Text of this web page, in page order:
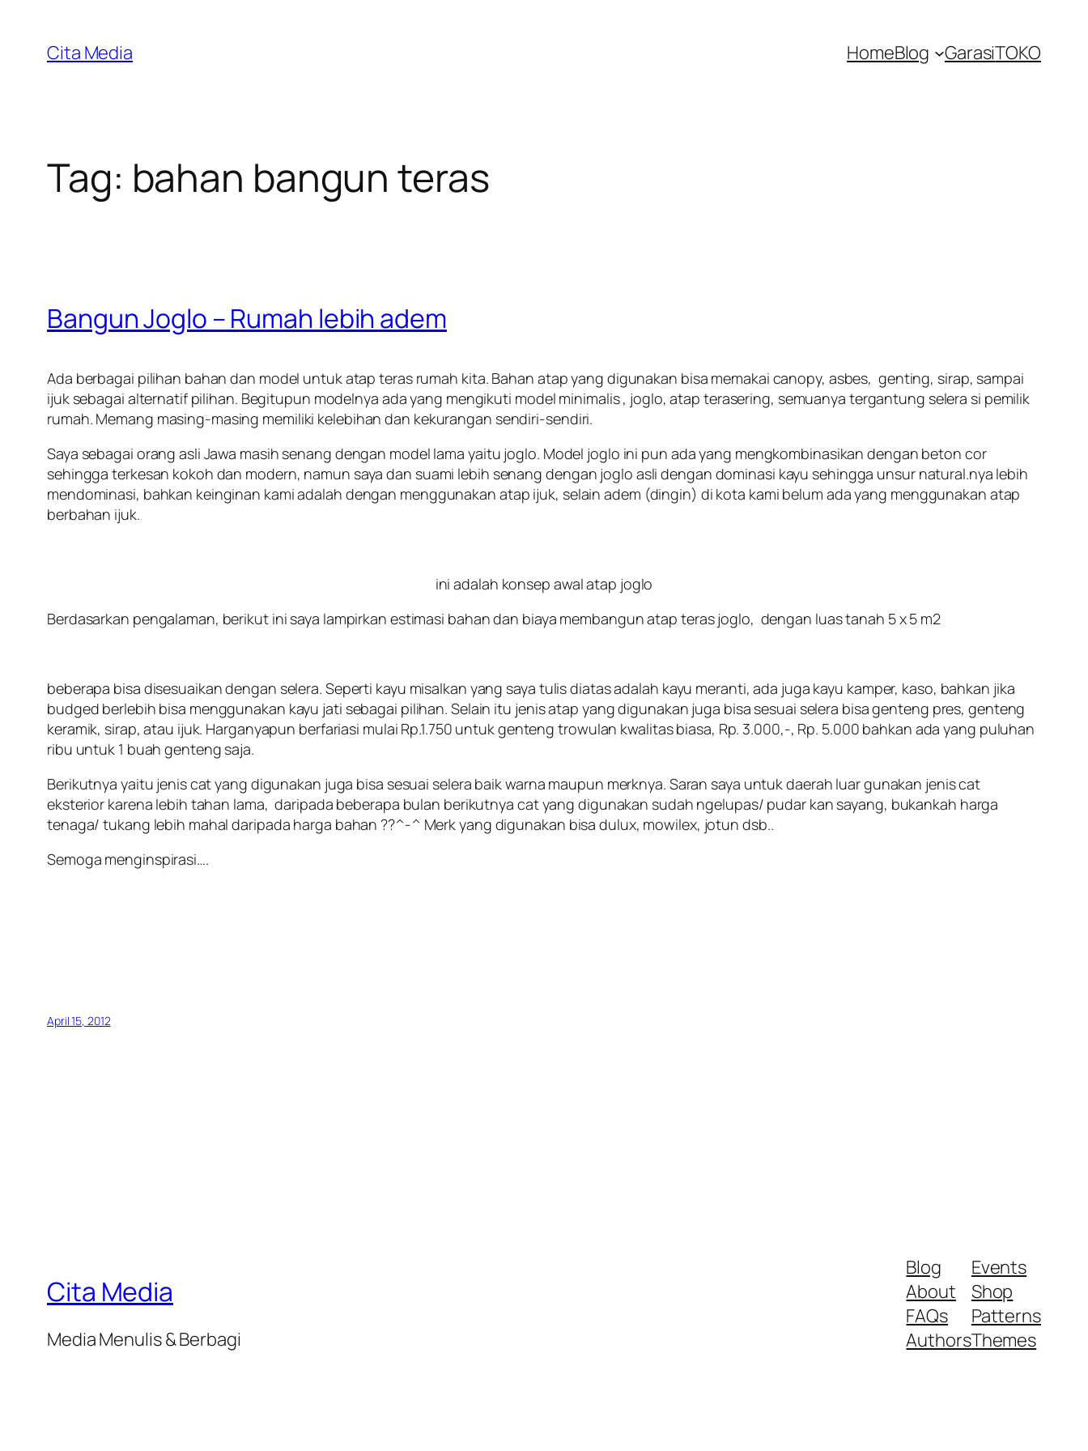
content
Cita Media HomeBlog GarasiTOKO
Tag: bahan bangun teras
Bangun Joglo – Rumah lebih adem
Ada berbagai pilihan bahan dan model untuk atap teras rumah kita. Bahan atap yang digunakan bisa memakai canopy, asbes, genting, sirap, sampai
ijuk sebagai alternatif pilihan. Begitupun modelnya ada yang mengikuti model minimalis , joglo, atap terasering, semuanya tergantung selera si pemilik
rumah. Memang masing-masing memiliki kelebihan dan kekurangan sendiri-sendiri.
Saya sebagai orang asli Jawa masih senang dengan model lama yaitu joglo. Model joglo ini pun ada yang mengkombinasikan dengan beton cor
sehingga terkesan kokoh dan modern, namun saya dan suami lebih senang dengan joglo asli dengan dominasi kayu sehingga unsur natural.nya lebih
mendominasi, bahkan keinginan kami adalah dengan menggunakan atap ijuk, selain adem (dingin) di kota kami belum ada yang menggunakan atap
berbahan ijuk.
ini adalah konsep awal atap joglo
Berdasarkan pengalaman, berikut ini saya lampirkan estimasi bahan dan biaya membangun atap teras joglo, dengan luas tanah 5 x 5 m2
beberapa bisa disesuaikan dengan selera. Seperti kayu misalkan yang saya tulis diatas adalah kayu meranti, ada juga kayu kamper, kaso, bahkan jika
budged berlebih bisa menggunakan kayu jati sebagai pilihan. Selain itu jenis atap yang digunakan juga bisa sesuai selera bisa genteng pres, genteng
keramik, sirap, atau ijuk. Harganyapun berfariasi mulai Rp.1.750 untuk genteng trowulan kwalitas biasa, Rp. 3.000,-, Rp. 5.000 bahkan ada yang puluhan
ribu untuk 1 buah genteng saja.
Berikutnya yaitu jenis cat yang digunakan juga bisa sesuai selera baik warna maupun merknya. Saran saya untuk daerah luar gunakan jenis cat
eksterior karena lebih tahan lama, daripada beberapa bulan berikutnya cat yang digunakan sudah ngelupas/ pudar kan sayang, bukankah harga
tenaga/ tukang lebih mahal daripada harga bahan ??^-^ Merk yang digunakan bisa dulux, mowilex, jotun dsb..
Semoga menginspirasi….
April 15, 2012
Cita Media
Media Menulis & Berbagi
Blog
About
FAQs
Authors
Events
Shop
Patterns
Themes